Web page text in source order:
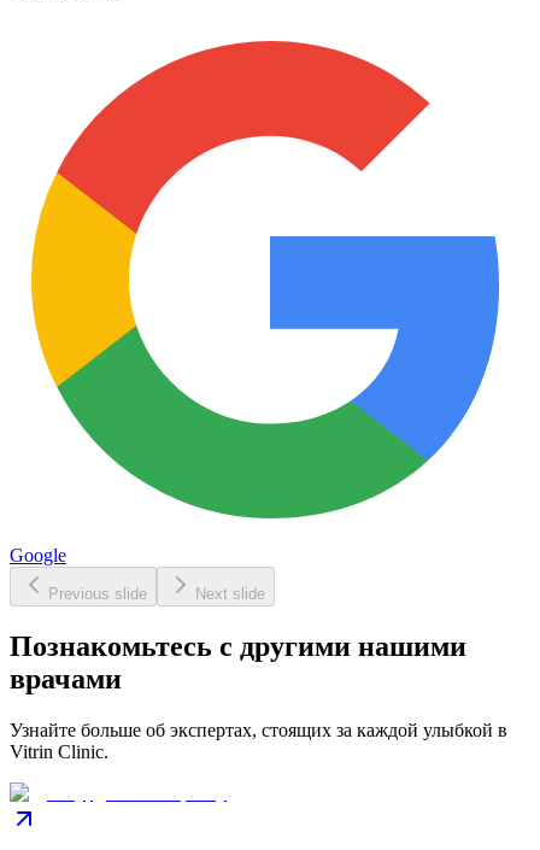
Google
Previous slide Next slide
Познакомьтесь с другими нашими
врачами
Узнайте больше об экспертах, стоящих за каждой улыбкой в
Vitrin Clinic.